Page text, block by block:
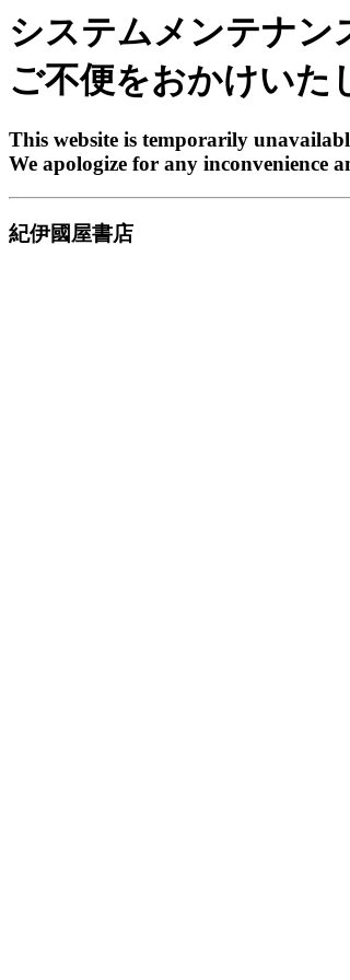
システムメンテナン
ご不便をおかけいた
This website is temporarily
We apologize for any inconvenience
紀伊國屋書店